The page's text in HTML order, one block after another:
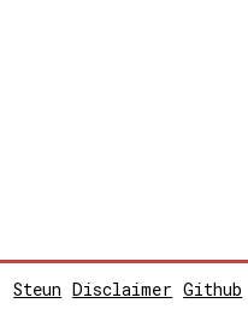
Steun Disclaimer Github